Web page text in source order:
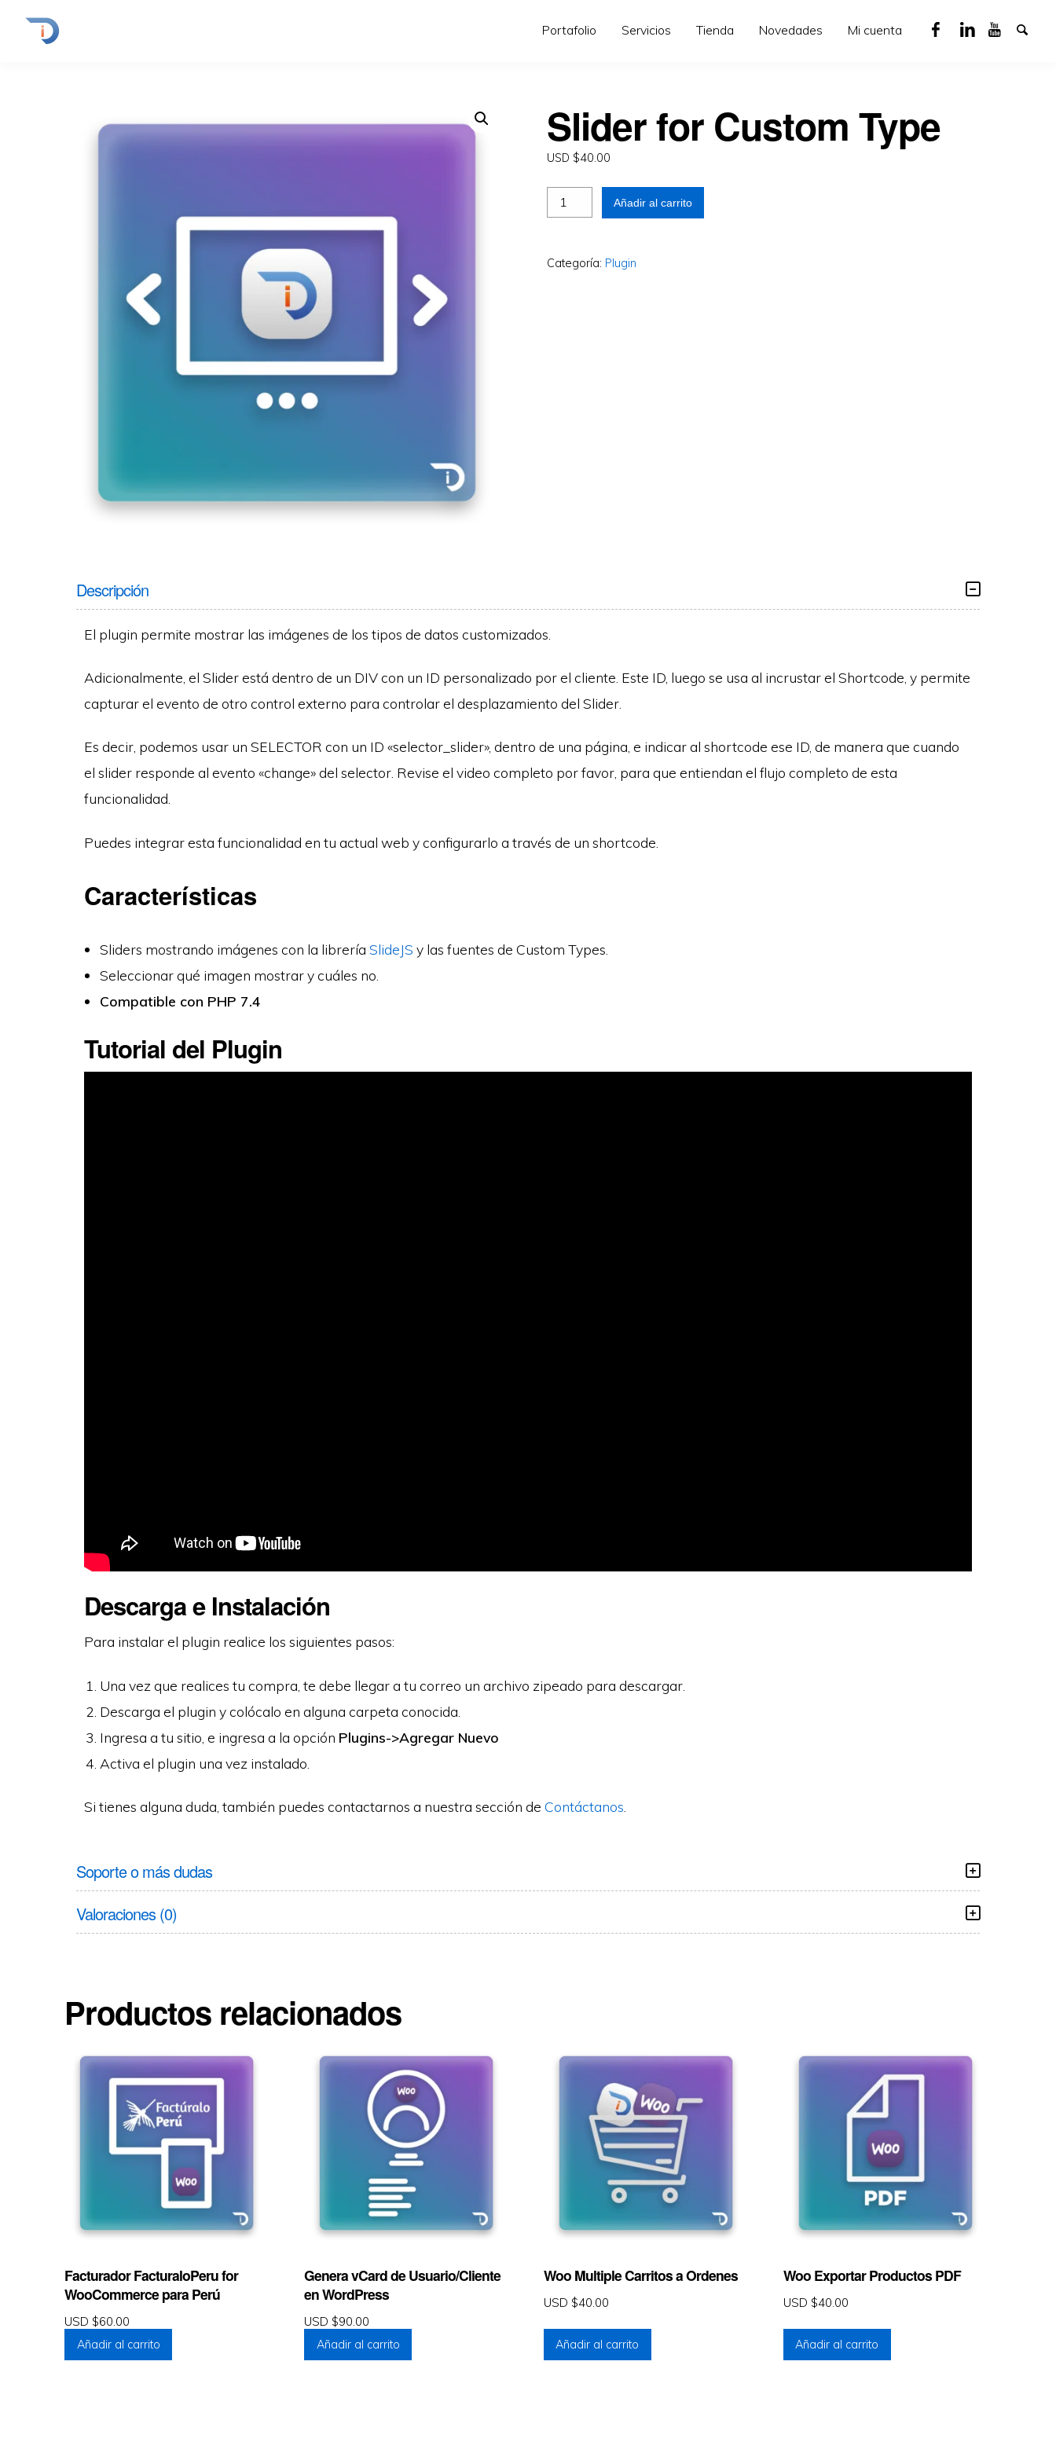
Portafolio Servicios Tienda Novedades Mi cuenta
Slider for Custom Type
USD $40.00
Añadir al carrito
Categoría: Plugin
Descripción
El plugin permite mostrar las imágenes de los tipos de datos customizados.
Adicionalmente, el Slider está dentro de un DIV con un ID personalizado por el cliente. Este ID, luego se usa al incrustar el Shortcode, y permite
capturar el evento de otro control externo para controlar el desplazamiento del Slider.
Es decir, podemos usar un SELECTOR con un ID «selector_slider», dentro de una página, e indicar al shortcode ese ID, de manera que cuando
el slider responde al evento «change» del selector. Revise el video completo por favor, para que entiendan el flujo completo de esta
funcionalidad.
Puedes integrar esta funcionalidad en tu actual web y configurarlo a través de un shortcode.
Características
Sliders mostrando imágenes con la libreríaSlideJS y las fuentes de Custom Types.
Seleccionar qué imagen mostrar y cuáles no.
Compatible con PHP 7.4
Tutorial del Plugin
Descarga e Instalación
Para instalar el plugin realice los siguientes pasos:
Una vez que realices tu compra, te debe llegar a tu correo un archivo zipeado para descargar.
Descarga el plugin y colócalo en alguna carpeta conocida.
Ingresa a tu sitio, e ingresa a la opción Plugins->Agregar Nuevo
Activa el plugin una vez instalado.
Si tienes alguna duda, también puedes contactarnos a nuestra sección deContáctanos
Soporte o más dudas
Valoraciones (0)
Productos relacionados
Facturador FacturaloPeru for
WooCommerce para Perú
USD $60.00
Añadir al carrito
Genera vCard de Usuario/Cliente
en WordPress
USD $90.00
Añadir al carrito
Woo Multiple Carritos a Ordenes
USD $40.00
Añadir al carrito
Woo Exportar Productos PDF
USD $40.00
Añadir al carrito